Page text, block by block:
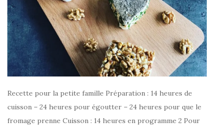
Recette pour la petite famille Préparation : 14 heures de
cuisson – 24 heures pour égoutter – 24 heures pour que le
fromage prenne Cuisson : 14 heures en programme 2 Pour